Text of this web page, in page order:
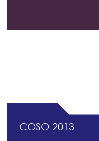
COSO 2013